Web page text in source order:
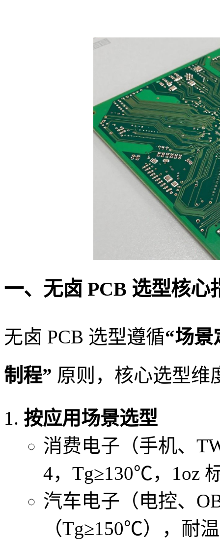
一、无卤 PCB 选型核心
无卤 PCB 选型遵循“场景
制程” 原则，核心选型维
按应用场景选型
消费电子（手机、
4，Tg≥130℃，1oz
汽车电子（电控、
（Tg≥150℃），耐